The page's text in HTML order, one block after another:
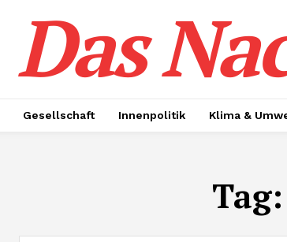
Das
Gesellschaft Innenpolitik Klima &
Tag: